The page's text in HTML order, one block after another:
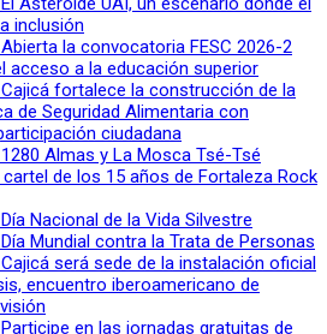
inclusión
Abierta la convocatoria FESC 2026-2
acceso a la educación superior
Cajicá fortalece la construcción de la
de Seguridad Alimentaria con
ciudadana
1280 Almas y La Mosca Tsé-Tsé
de los 15 años de Fortaleza Rock
Día Nacional de la Vida Silvestre
Día Mundial contra la Trata de Personas
Cajicá será sede de la instalación oficial
encuentro iberoamericano de
Participe en las jornadas gratuitas de